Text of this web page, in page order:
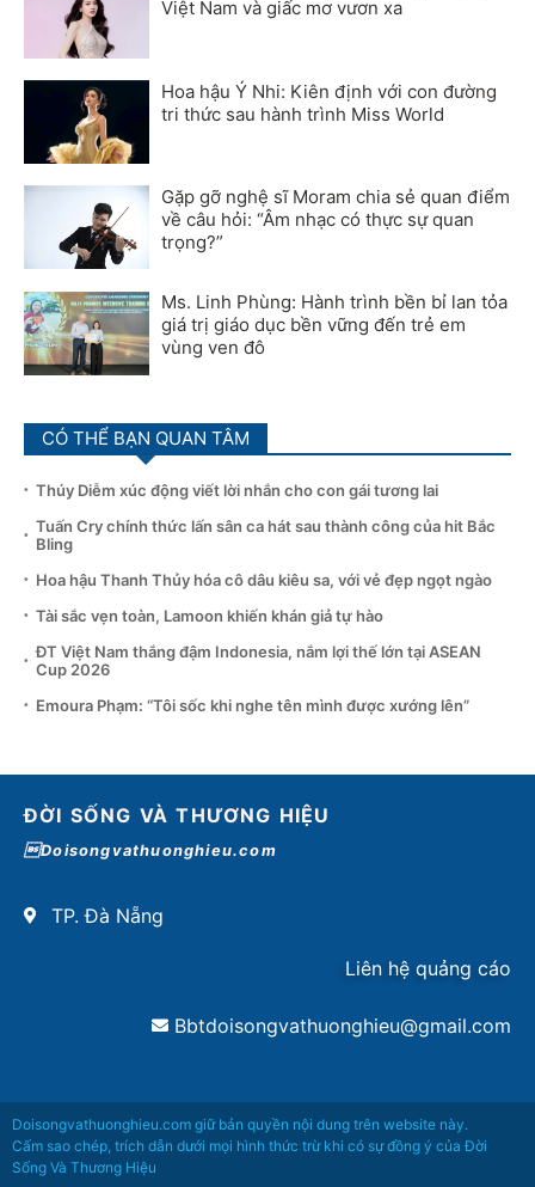
Việt Nam và giấc mơ vươn xa
Hoa hậu Ý Nhi: Kiên định với con đường
tri thức sau hành trình Miss World
Gặp gỡ nghệ sĩ Moram chia sẻ quan điểm
về câu hỏi: “Âm nhạc có thực sự quan
trọng?”
Ms. Linh Phùng: Hành trình bền bỉ lan tỏa
giá trị giáo dục bền vững đến trẻ em
vùng ven đô
CÓ THỂ BẠN QUAN TÂM
Thúy Diễm xúc động viết lời nhắn cho con gái tương lai
Tuấn Cry chính thức lấn sân ca hát sau thành công của hit Bắc
Bling
Hoa hậu Thanh Thủy hóa cô dâu kiêu sa, với vẻ đẹp ngọt ngào
Tài sắc vẹn toàn, Lamoon khiến khán giả tự hào
ĐT Việt Nam thắng đậm Indonesia, nắm lợi thế lớn tại ASEAN
Cup 2026
Emoura Phạm: “Tôi sốc khi nghe tên mình được xướng lên”
ĐỜI SỐNG VÀ THƯƠNG HIỆU
Doisongvathuonghieu.com
TP. Đà Nẵng
Liên hệ quảng cáo
Bbtdoisongvathuonghieu@gmail.com
Doisongvathuonghieu.com giữ bản quyền nội dung trên website này.
Cấm sao chép, trích dẫn dưới mọi hình thức trừ khi có sự đồng ý của Đời
Sống Và Thương Hiệu